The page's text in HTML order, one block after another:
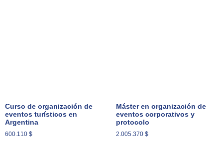
Curso de organización de
eventos turísticos en
Argentina
600.110 $
Máster en organización de
eventos corporativos y
protocolo
2.005.370 $